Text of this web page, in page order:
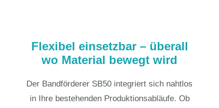
Flexibel einsetzbar – überall
wo Material bewegt wird
Der Bandförderer SB50 integriert sich nahtlos
in Ihre bestehenden Produktionsabläufe. Ob